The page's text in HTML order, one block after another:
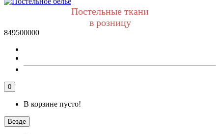
Постельные ткани
в розницу
849500000
0
В корзине пусто!
Везде